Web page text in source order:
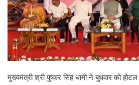
मुख्यमंत्री श्री पुष्कर सिंह धामी ने बुधवार को